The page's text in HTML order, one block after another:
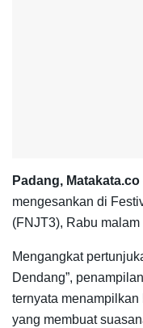
Padang, Matakata.co
mengesankan di
(FNJT3), Rabu malam
Mengangkat
Dendang”,
ternyata
yang membuat